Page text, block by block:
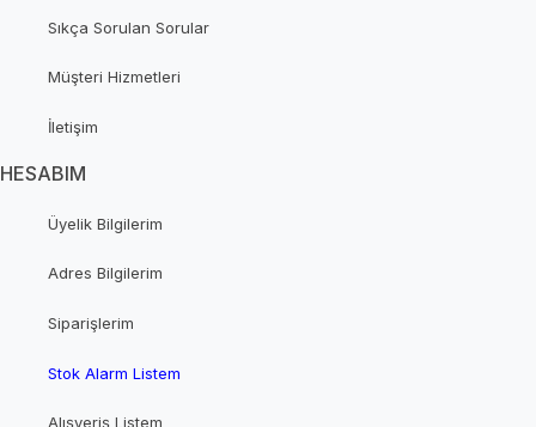
Sıkça Sorulan Sorular
Müşteri Hizmetleri
İletişim
HESABIM
Üyelik Bilgilerim
Adres Bilgilerim
Siparişlerim
Stok Alarm Listem
Alışveriş Listem